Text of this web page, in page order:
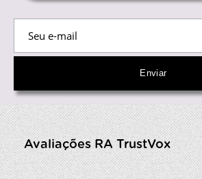
Avaliações RA TrustVox